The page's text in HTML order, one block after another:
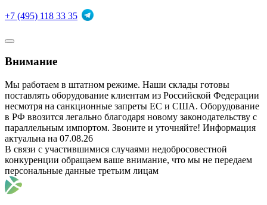
+7 (495) 118 33 35
Внимание
Мы работаем в штатном режиме. Наши склады готовы
поставлять оборудование клиентам из Российской Федерации
несмотря на санкционные запреты ЕС и США. Оборудование
в РФ ввозится легально благодаря новому законодательству с
параллельным импортом. Звоните и уточняйте! Информация
актуальна на 07.08.26
В связи с участившимися случаями недобросовестной
конкуренции обращаем ваше внимание, что мы не передаем
персональные данные третьим лицам